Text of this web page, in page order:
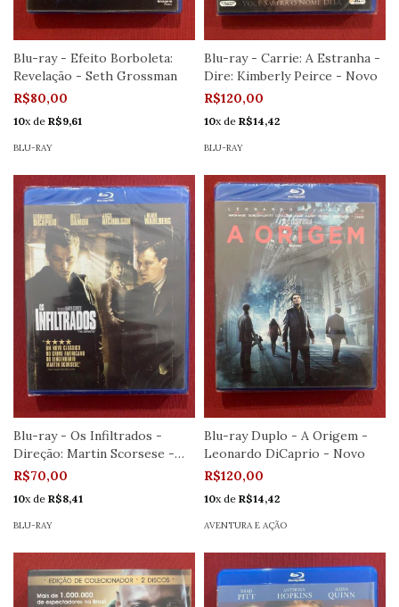
Blu-ray - Efeito Borboleta:
Revelação - Seth Grossman
R$80,00
10x de R$9,61
BLU-RAY
Blu-ray - Carrie: A Estranha -
Dire: Kimberly Peirce - Novo
R$120,00
10x de R$14,42
BLU-RAY
Blu-ray - Os Infiltrados -
Direção: Martin Scorsese -
Novo
R$70,00
10x de R$8,41
BLU-RAY
Blu-ray Duplo - A Origem -
Leonardo DiCaprio - Novo
R$120,00
10x de R$14,42
AVENTURA E AÇÃO